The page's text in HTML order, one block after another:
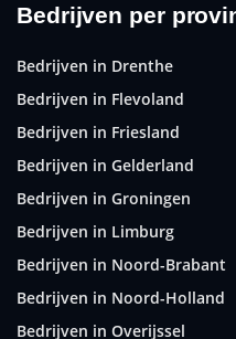
Bedrijven per
Bedrijven in Drenthe
Bedrijven in Flevoland
Bedrijven in Friesland
Bedrijven in Gelderland
Bedrijven in Groningen
Bedrijven in Limburg
Bedrijven in Noord-Brabant
Bedrijven in Noord-Holland
Bedrijven in Overijssel